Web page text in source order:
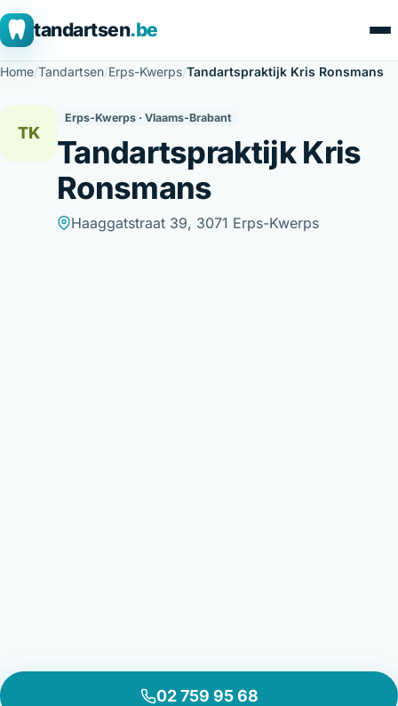
tandartsen.be
Home/Tandartsen/Erps-Kwerps/Tandartspraktijk Kris Ronsmans
TK
Erps-Kwerps · Vlaams-Brabant
Tandartspraktijk Kris
Ronsmans
Haaggatstraat 39, 3071 Erps-Kwerps
02 759 95 68